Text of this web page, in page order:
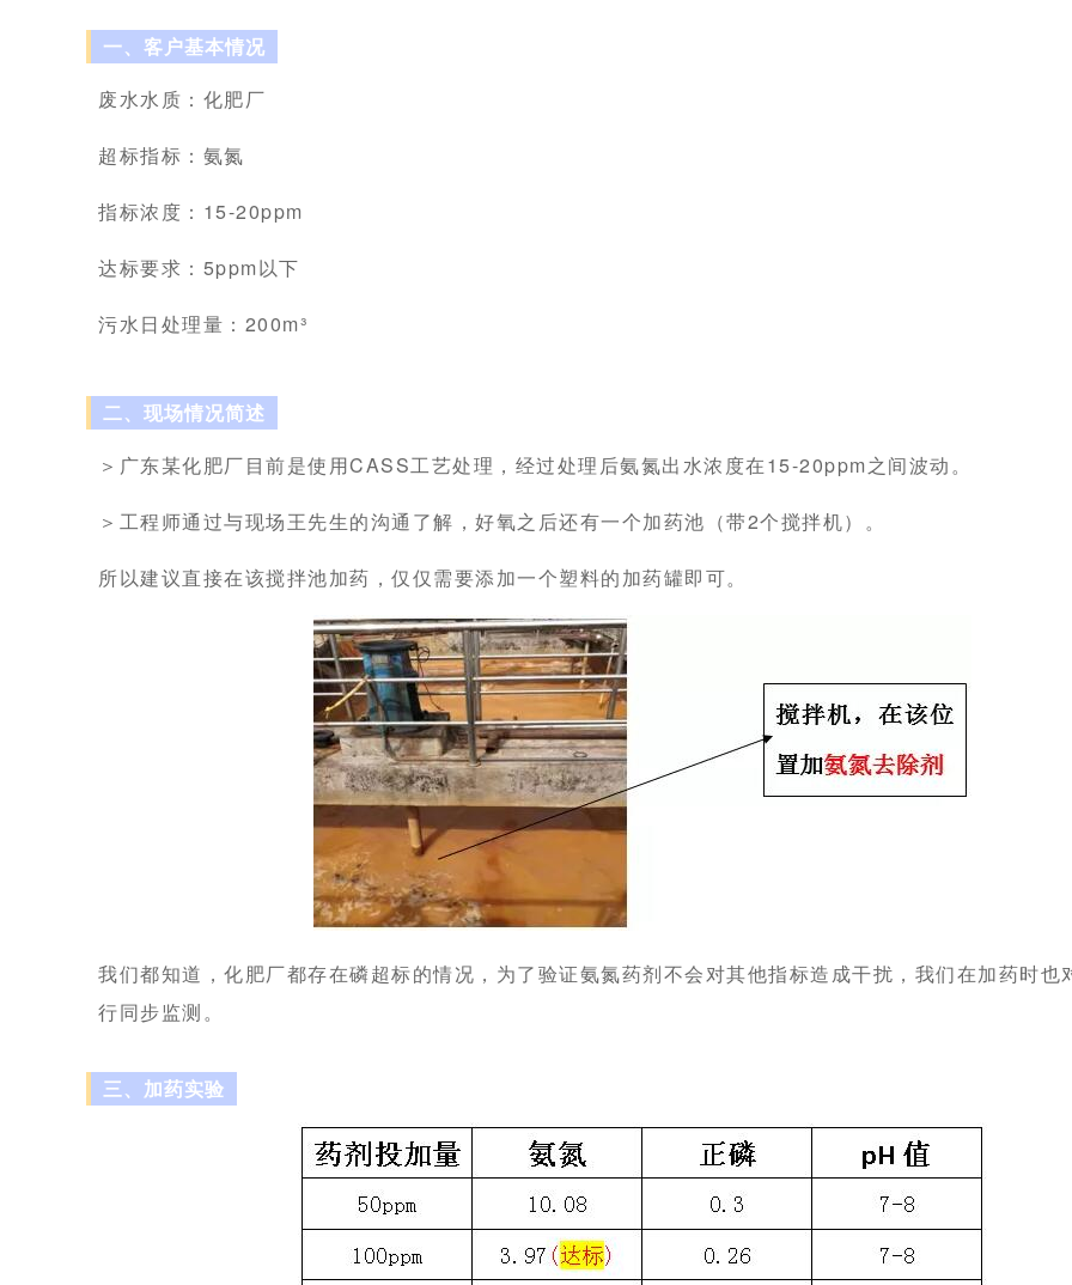
一、客户基本情况
废水水质：化肥厂
超标指标：氨氮
指标浓度：15-20ppm
达标要求：5ppm以下
污水日处理量：200m³
二、现场情况简述
＞广东某化肥厂目前是使用CASS工艺处理，经过处理后氨氮出水浓度在15-20ppm之间波动。
＞工程师通过与现场王先生的沟通了解，好氧之后还有一个加药池（带2个搅拌机）。
所以建议直接在该搅拌池加药，仅仅需要添加一个塑料的加药罐即可。
我们都知道，化肥厂都存在磷超标的情况，为了验证氨氮药剂不会对其他指标造成干扰，我们在加药时也
行同步监测。
三、加药实验